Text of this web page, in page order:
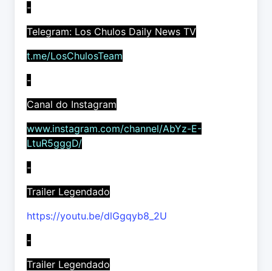
-
Telegram: Los Chulos Daily News TV
t.me/LosChulosTeam
-
Canal do Instagram
www.instagram.com/channel/AbYz-E-
LtuR5gggD/
-
Trailer Legendado
https://youtu.be/dlGgqyb8_2U
-
Trailer Legendado